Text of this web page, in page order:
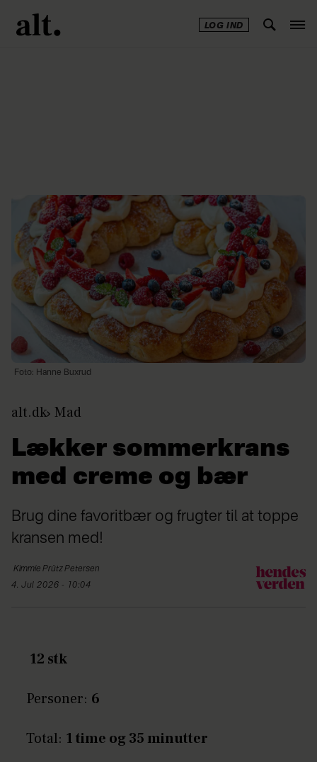
LOG IND
Foto: Hanne Buxrud
alt.dk Mad
Lækker sommerkrans
med creme og bær
Brug dine favoritbær og frugter til at toppe
kransen med!
Kimmie PrützPetersen
4. Jul 2026 - 10:04
12 stk
Personer: 6
Total: 1 time og 35 minutter